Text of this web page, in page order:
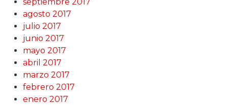
septiembre 2017
agosto 2017
julio 2017
junio 2017
mayo 2017
abril 2017
marzo 2017
febrero 2017
enero 2017